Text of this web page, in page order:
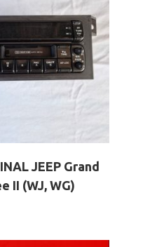
JEEP Grand
II (WJ, WG)